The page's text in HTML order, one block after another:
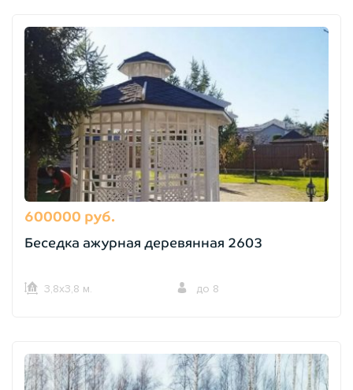
600000 руб.
Беседка ажурная деревянная 2603
3,8х3,8 м. до 8